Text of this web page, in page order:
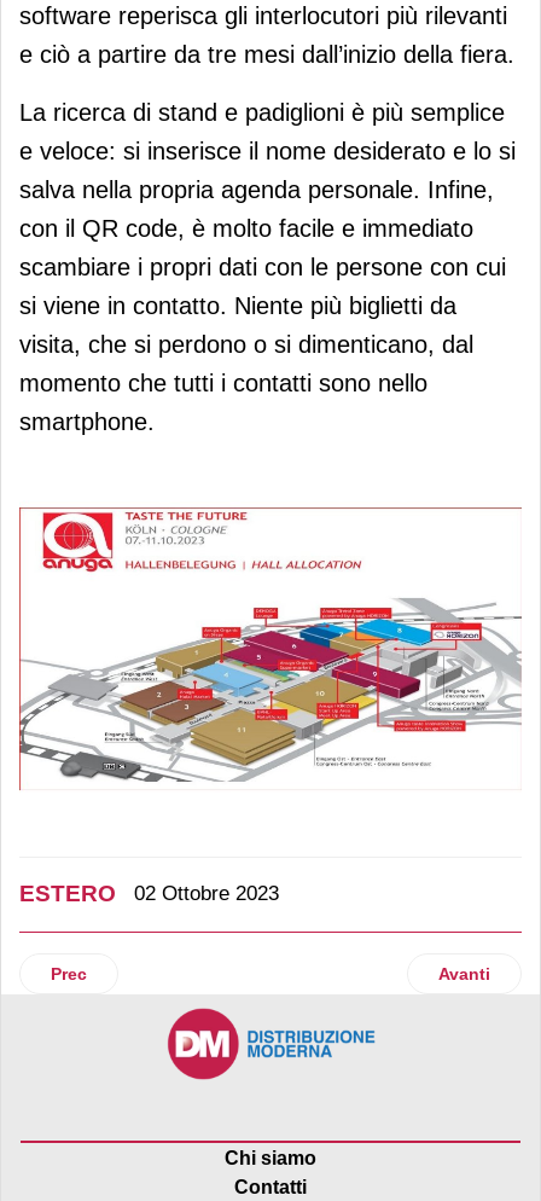
software reperisca gli interlocutori più rilevanti
e ciò a partire da tre mesi dall’inizio della fiera.
La ricerca di stand e padiglioni è più semplice
e veloce: si inserisce il nome desiderato e lo si
salva nella propria agenda personale. Infine,
con il QR code, è molto facile e immediato
scambiare i propri dati con le persone con cui
si viene in contatto. Niente più biglietti da
visita, che si perdono o si dimenticano, dal
momento che tutti i contatti sono nello
smartphone.
ESTERO 02 Ottobre 2023
Articolo precedente: Ahold-Delhaize raggiunge Rewe e
Prec Articolo
Avanti
Chi siamo
Contatti